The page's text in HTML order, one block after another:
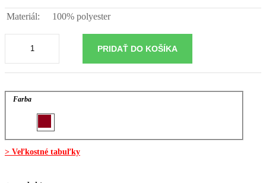
Materiál: 100% polyester
PRIDAŤ DO KOŠÍKA
Farba
> Veľkostné tabuľky